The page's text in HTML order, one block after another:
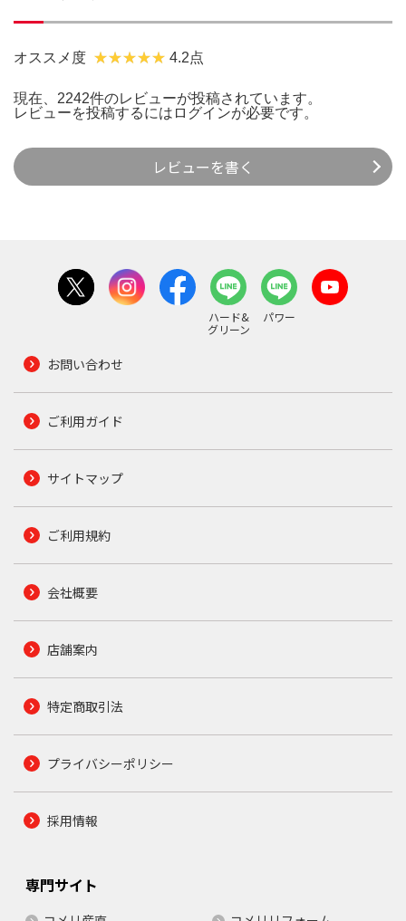
オススメ度 4.2点
現在、2242件のレビューが投稿されています。
レビューを投稿するには ログインが必要です。
レビューを書く
ハード&
グリーン
パワー
お問い合わせ
ご利用ガイド
サイトマップ
ご利用規約
会社概要
店舗案内
特定商取引法
プライバシーポリシー
採用情報
専門サイト